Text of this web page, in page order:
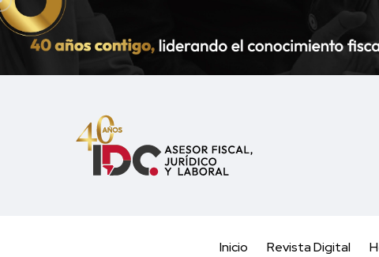
Inicio Revista Digital